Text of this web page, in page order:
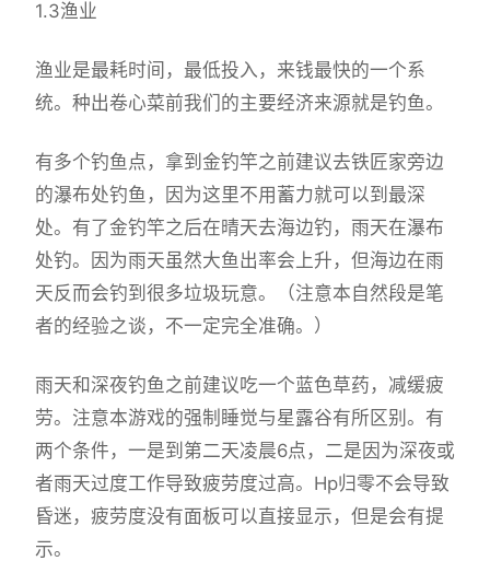
1.3渔业
渔业是最耗时间，最低投入，来钱最快的一个系
统。种出卷心菜前我们的主要经济来源就是钓鱼。
有多个钓鱼点，拿到金钓竿之前建议去铁匠家旁边
的瀑布处钓鱼，因为这里不用蓄力就可以到最深
处。有了金钓竿之后在晴天去海边钓，雨天在瀑布
处钓。因为雨天虽然大鱼出率会上升，但海边在雨
天反而会钓到很多垃圾玩意。（注意本自然段是笔
者的经验之谈，不一定完全准确。）
雨天和深夜钓鱼之前建议吃一个蓝色草药，减缓疲
劳。注意本游戏的强制睡觉与星露谷有所区别。有
两个条件，一是到第二天凌晨6点，二是因为深夜或
者雨天过度工作导致疲劳度过高。Hp归零不会导致
昏迷，疲劳度没有面板可以直接显示，但是会有提
示。